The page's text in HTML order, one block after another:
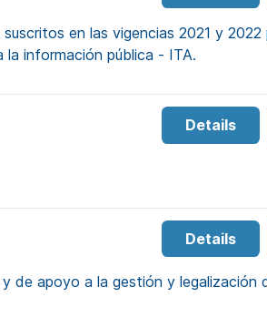
en las vigencias 2021 y 2022
información pública - ITA.
Details
Details
de apoyo a la gestión y legalización